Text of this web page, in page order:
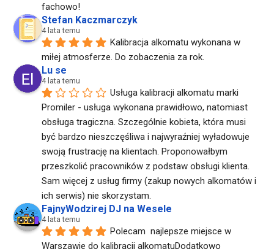
fachowo!
Stefan Kaczmarczyk
4 lata temu
Kalibracja alkomatu wykonana w
miłej atmosferze. Do zobaczenia za rok.
Lu se
4 lata temu
Usługa kalibracji alkomatu marki
Promiler - usługa wykonana prawidłowo, natomiast
obsługa tragiczna. Szczególnie kobieta, która musi
być bardzo nieszczęśliwa i najwyraźniej wyładowuje
swoją frustrację na klientach. Proponowałbym
przeszkolić pracowników z podstaw obsługi klienta.
Sam więcej z usług firmy (zakup nowych alkomatów i
ich serwis) nie skorzystam.
FajnyWodzirej DJ na Wesele
4 lata temu
Polecam  najlepsze miejsce w
Warszawie do kalibracji alkomatuDodatkowo